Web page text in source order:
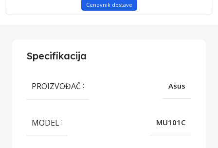
Cenovnik dostave
Specifikacija
PROIZVOĐAČ Asus
MODEL MU101C